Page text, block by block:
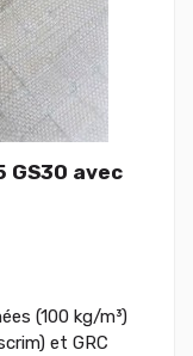
GS30 avec
(100 kg/m³)
et GRC